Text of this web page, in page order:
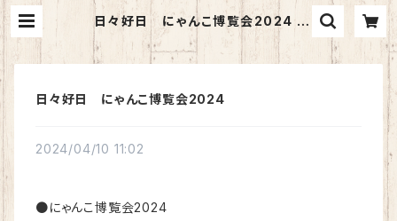
日々好日 にゃんこ博覧会2024 |
猫のまんま
日々好日 にゃんこ博覧会2024
2024/04/10 11:02
●にゃんこ博覧会2024